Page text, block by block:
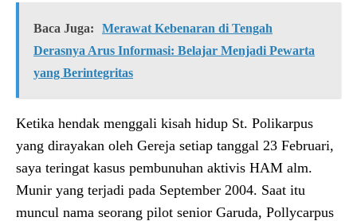
Baca Juga:
Merawat Kebenaran di Tengah
Derasnya Arus Informasi: Belajar Menjadi Pewarta
yang Berintegritas
Ketika hendak menggali kisah hidup St. Polikarpus
yang dirayakan oleh Gereja setiap tanggal 23 Februari,
saya teringat kasus pembunuhan aktivis HAM alm.
Munir yang terjadi pada September 2004. Saat itu
muncul nama seorang pilot senior Garuda, Pollycarpus